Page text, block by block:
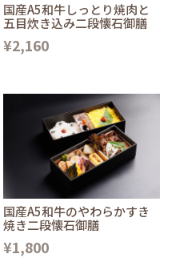
国産A5和牛しっとり焼肉と
五目炊き込み二段懐石御膳
¥2,160
国産A5和牛のやわらかすき
焼き二段懐石御膳
¥1,800